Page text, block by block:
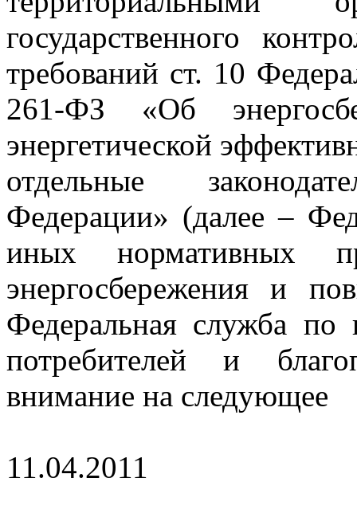
государственного
требований ст. 10
261-ФЗ «Об
энергетической
отдельные
Федерации» (далее –
иных нормативных
энергосбережения и
Федеральная служба
потребителей и
внимание на следующее
11.04.2011